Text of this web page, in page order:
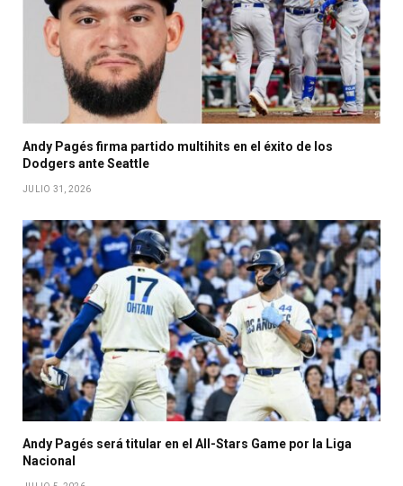
Andy Pagés firma partido multihits en el éxito de los
Dodgers ante Seattle
JULIO 31, 2026
Andy Pagés será titular en el All-Stars Game por la Liga
Nacional